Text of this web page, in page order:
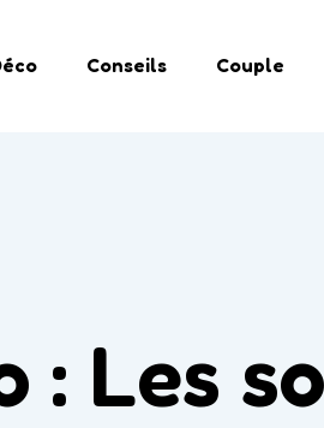
Conseils Couple
: Les